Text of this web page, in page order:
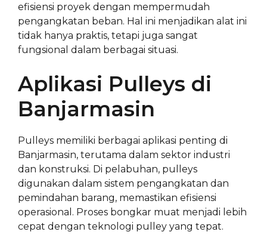
efisiensi proyek dengan mempermudah
pengangkatan beban. Hal ini menjadikan alat ini
tidak hanya praktis, tetapi juga sangat
fungsional dalam berbagai situasi.
Aplikasi Pulleys di
Banjarmasin
Pulleys memiliki berbagai aplikasi penting di
Banjarmasin, terutama dalam sektor industri
dan konstruksi. Di pelabuhan, pulleys
digunakan dalam sistem pengangkatan dan
pemindahan barang, memastikan efisiensi
operasional. Proses bongkar muat menjadi lebih
cepat dengan teknologi pulley yang tepat.